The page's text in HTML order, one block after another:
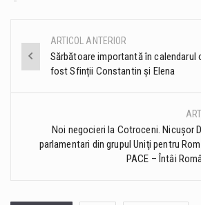
Post
navigation
ARTICOL ANTERIOR
Sărbătoare importantă în calendarul
fost Sfinții Constantin și Elena
Noi negocieri la Cotroceni. Nicușor
parlamentari din grupul Uniţi pentru
PACE – Întâi